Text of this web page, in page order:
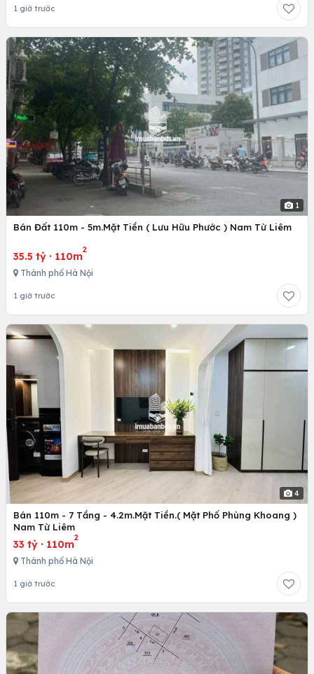
1 giờ trước
1
Bán Đất 110m - 5m.Mặt Tiền ( Lưu Hữu Phước ) Nam Từ Liêm
35.5 tỷ · 110m
2
Thành phố Hà Nội
1 giờ trước
4
Bán 110m - 7 Tầng - 4.2m.Mặt Tiền.( Mặt Phố Phùng Khoang )
Nam Từ Liêm
33 tỷ · 110m
2
Thành phố Hà Nội
1 giờ trước